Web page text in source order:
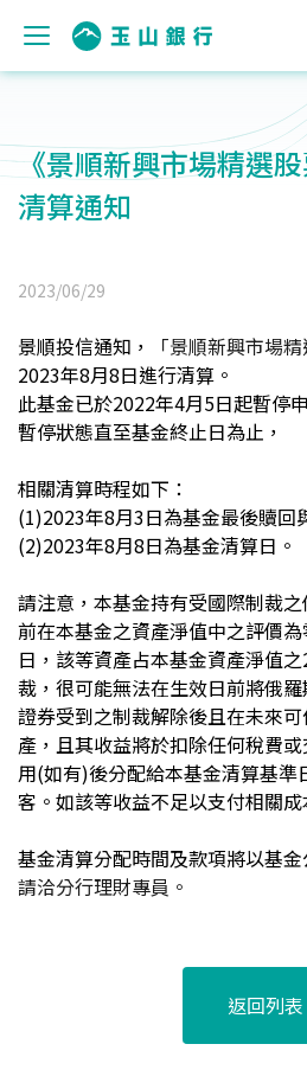
《景順新興市場精選股
清算通知
2023/06/29
景順投信通知， 「景順新興市場
2023年8月8日進行清算。
此基金已於2022年4月5日起暫停
暫停狀態直至基金終止日為止，
相關清算時程如下：
(1)2023年8月3日為基金最後贖回
(2)2023年8月8日為基金清算日。
請注意，本基金持有受國際制裁
前在本基金之資產淨值中之評價
日，該等資產占本基金資產淨值
裁，很可能無法在生效日前將俄
證券受到之制裁解除後且在未來
產，且其收益將於扣除任何稅費
用(如有)後分配給本基金清算基
客。如該等收益不足以支付相關
基金清算分配時間及款項將以基
請洽分行理財專員。
返回列表